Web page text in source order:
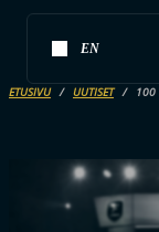
EN
ETUSIVU UUTISET 100